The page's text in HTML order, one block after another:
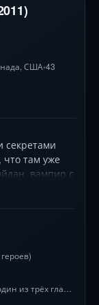
США•43
секретами
что там уже
вампир с
путь в
демонам,
Сэм
Джошуа 'Джош' Левисон (оборотень, один из трёх главных героев)